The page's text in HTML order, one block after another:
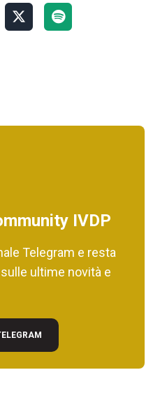
IVDP
Telegram e resta
ultime novità e